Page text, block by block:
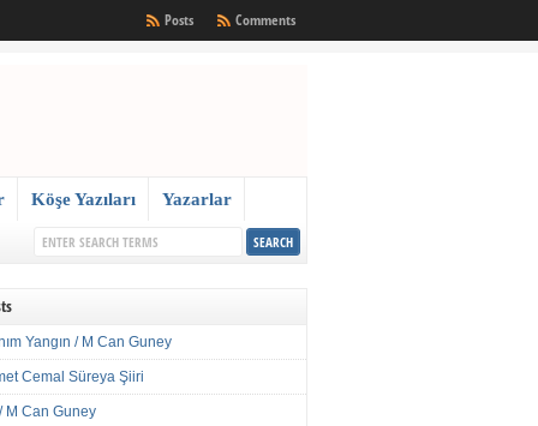
Comments
Posts
Köşe Yazıları Yazarlar
Yangın / M Can Guney
Cemal Süreya Şiiri
M Can Guney